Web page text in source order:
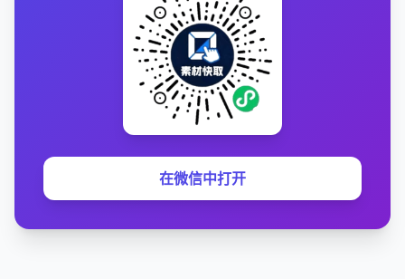
在微信中打开